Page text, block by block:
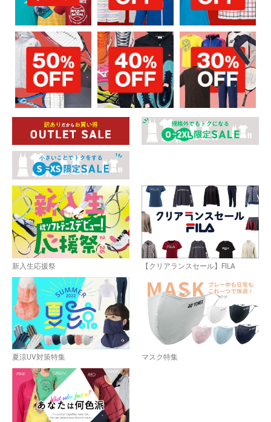
お買い物を続ける カートへ進む
新入生応援祭 【クリアランスセール】FILA
夏涼UV対策特集 マスク特集